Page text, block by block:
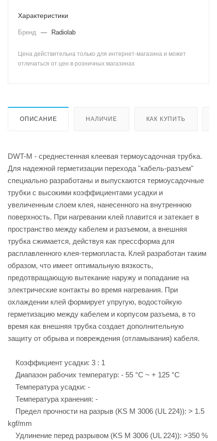
Характеристики
Бренд — Radiolab
Цена действительна только для интернет-магазина и может
отличаться от цен в розничных магазинах
ОПИСАНИЕ НАЛИЧИЕ КАК КУПИТЬ
DWT-M - среднестенная клеевая термоусадочная трубка.
Для надежной герметизации перехода "кабель-разъем"
специально разработаны и выпускаются термоусадочные
трубки с высокими коэффициентами усадки и
увеличенным слоем клея, нанесенного на внутреннюю
поверхность. При нагревании клей плавится и затекает в
пространство между кабелем и разъемом, а внешняя
трубка сжимается, действуя как прессформа для
расплавленного клея-термопласта. Клей разработан таким
образом, что имеет оптимальную вязкость,
предотвращающую вытекание наружу и попадание на
электрические контакты во время нагревания. При
охлаждении клей формирует упругую, водостойкую
герметизацию между кабелем и корпусом разъема, в то
время как внешняя трубка создает дополнительную
защиту от обрыва и повреждения (отламывания) кабеля.
Коэффициент усадки: 3 : 1
Диапазон рабочих температур: - 55 °С ~ + 125 °С
Температура усадки: -
Температура хранения: -
Предел прочности на разрыв (KS M 3006 (UL 224)): > 1.5
kgf/mm
Удлинение перед разрывом (KS M 3006 (UL 224)): >350 %